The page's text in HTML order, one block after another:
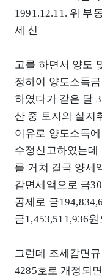
1991.12.11. 위 부
세 신
고를 하면서 양도
정하여 양도소득
하였다가 같은 달
산 중 토지의 실지
이유로 양도소득
수정신고하였는
를 거쳐 결국 양세
감면세액으로 금
공제로 금
금1,453,511,936
그런데 조세감면
4285호로 개정되